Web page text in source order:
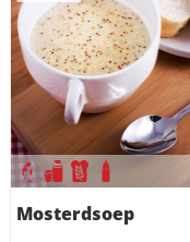
Mosterdsoep